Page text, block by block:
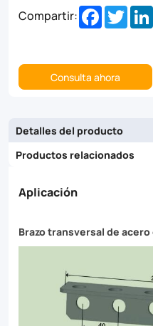
Compartir: Facebook
Consulta ahora
Detalles del producto
Productos relacionados
Aplicación
Brazo transversal de